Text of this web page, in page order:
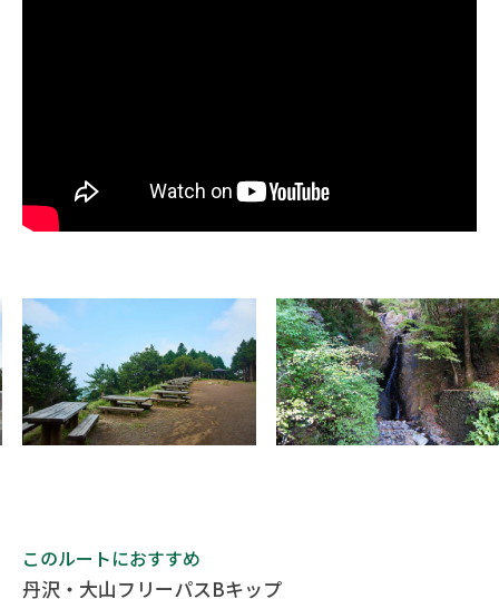
このルートにおすすめ
丹沢・大山フリーパスBキップ